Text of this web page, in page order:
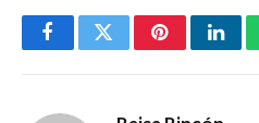
FacebookGorjeoPinterest